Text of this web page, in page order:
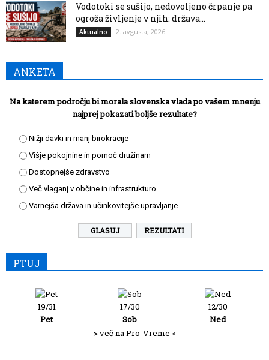
Vodotoki se sušijo, nedovoljeno črpanje pa
ogroža življenje v njih: država...
Aktualno 2. avgusta, 2026
ANKETA
Na katerem področju bi morala slovenska vlada po vašem mnenju
najprej pokazati boljše rezultate?
Nižji davki in manj birokracije
Višje pokojnine in pomoč družinam
Dostopnejše zdravstvo
Več vlaganj v občine in infrastrukturo
Varnejša država in učinkovitejše upravljanje
REZULTATI
PTUJ
19/31
Pet
17/30
Sob
12/30
Ned
> več na Pro-Vreme <